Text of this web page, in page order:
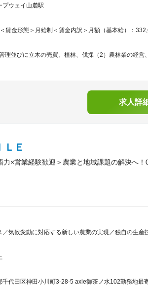
プウェイ山麓駅
賃金形態＞月給制＜賃金内訳＞月額（基本給）：
理並びに立木の売買、植林、伐採（2）農林業の経営
求人詳
Ｅ
力×営業経験歓迎＞農業と地域課題の解決へ
／気候変動に対応する新しい農業の実現／独自の生
千代田区神田小川町3-28-5 axle御茶ノ水102勤務地最